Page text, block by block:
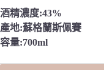
酒精濃度:43%
產地:蘇格蘭斯佩賽
容量:700ml